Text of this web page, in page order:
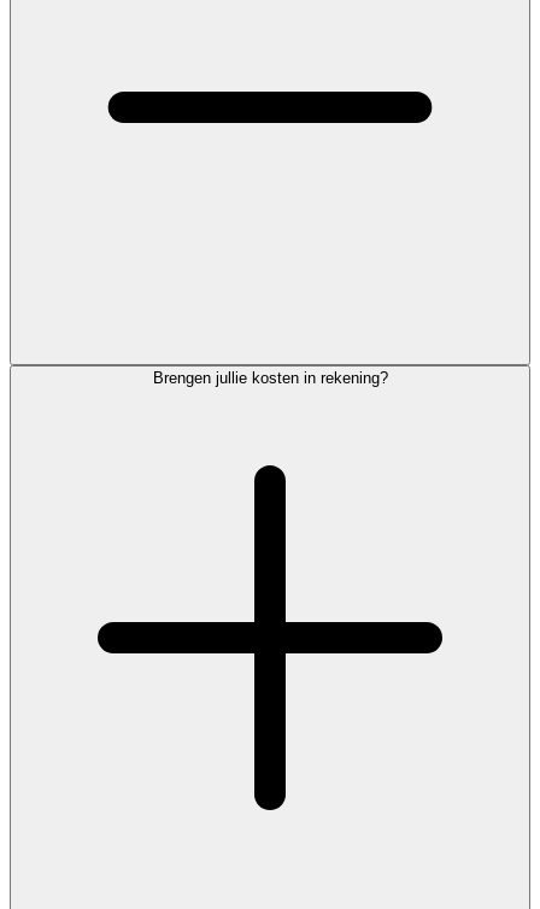
Brengen jullie kosten in rekening?